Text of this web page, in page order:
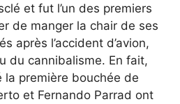
et fut l’un des premiers
de manger la chair de ses
après l’accident d’avion,
du cannibalisme. En fait,
la première bouchée de
et Fernando Parrad ont